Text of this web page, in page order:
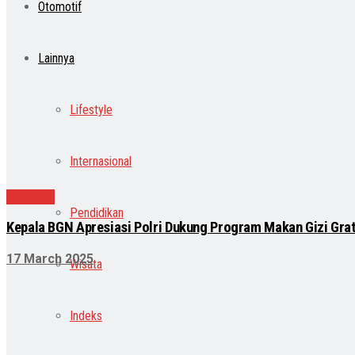
Otomotif
Lainnya
Lifestyle
Internasional
Pendidikan
Wisata
Indeks
Kepala BGN Apresiasi Polri Dukung Program Makan Gizi
17 March 2025